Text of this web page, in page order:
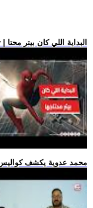
.. فيلم Spider-Man: Brand New Day | البداية اللي كان بيتر محتا
.. محمد عدوية يكشف